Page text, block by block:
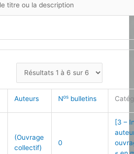
Auteurs Nos bulletins
(Ouvrage
collectif)
0
[3 –